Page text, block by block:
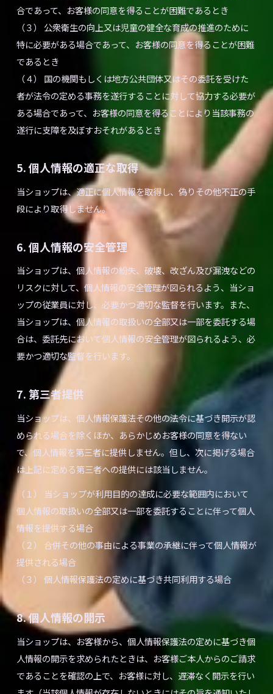
合であって、お客様の同意を得ることが困難であるとき
（３） 公衆衛生の向上又は児童の健全な育成の推進のために
特に必要がある場合であって、お客様の同意を得ることが困難
であるとき
（４） 国の機関もしくは地方公共団体又はその委託を受けた
者が法令の定める事務を遂行することに対して協力する必要が
ある場合であって、お客様の同意を得ることにより当該事務の
遂行に支障を及ぼすおそれがあるとき
5. 個人情報の適正な取得
当ショップは、適正に個人情報を取得し、偽りその他不正の手
段により取得しません。
6. 個人情報の安全管理
当ショップは、個人情報の紛失、破壊、改ざん及び漏洩などの
リスクに対して、個人情報の安全管理が図られるよう、当ショ
ップの従業員に対し、必要かつ適切な監督を行います。また、
当ショップは、個人情報の取扱いの全部又は一部を委託する場
合は、委託先において個人情報の安全管理が図られるよう、必
要かつ適切な監督を行います。
7. 第三者提供
当ショップは、個人情報保護法その他の法令に基づき開示が認
められる場合を除くほか、あらかじめお客様の同意を得ない
で、個人情報を第三者に提供しません。但し、次に掲げる場合
は上記に定める第三者への提供には該当しません。
（１） 当ショップが利用目的の達成に必要な範囲内において
個人情報の取扱いの全部又は一部を委託することに伴って個人
情報を提供する場合
（２） 合併その他の事由による事業の承継に伴って個人情報が
提供される場合
（３） 個人情報保護法の定めに基づき共同利用する場合
8. 個人情報の開示
当ショップは、お客様から、個人情報保護法の定めに基づき個
人情報の開示を求められたときは、お客様ご本人からのご請求
であることを確認の上で、お客様に対し、遅滞なく開示を行い